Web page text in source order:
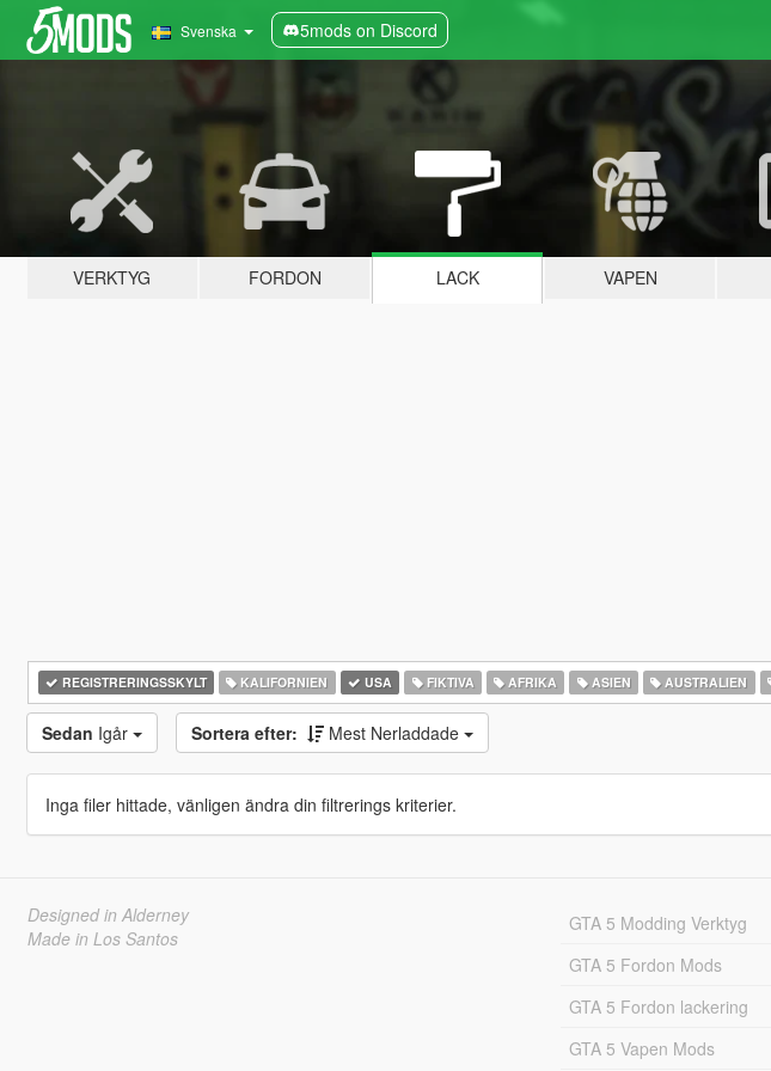
Svenska 5mods on Discord
VERKTYG FORDON LACK VAPEN
REGISTRERINGSSKYLT KALIFORNIEN USA FIKTIVA AFRIKA ASIEN AUSTRALIEN
Sedan Igår Sortera efter: Mest Nerladdade
Inga filer hittade, vänligen ändra din filtrerings kriterier.
Designed in Alderney
Made in Los Santos
GTA 5 Modding Verktyg
GTA 5 Fordon Mods
GTA 5 Fordon lackering
GTA 5 Vapen Mods